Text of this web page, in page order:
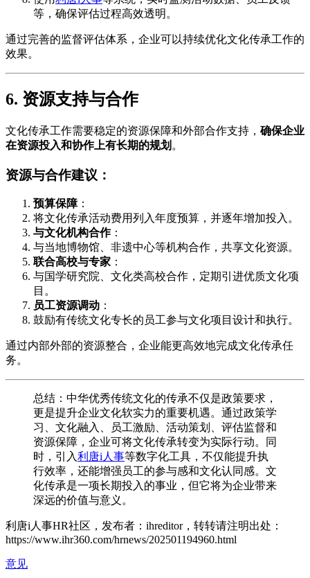
等，确保评估过程高效透明。
通过完善的监督评估体系，企业可以持续优化文化传承工作的
效果。
6. 资源支持与合作
文化传承工作需要稳定的资源保障和外部合作支持， 确保企业
在资源投入和协作上有长期的规划 。
资源与合作建议：
预算保障：
将文化传承活动费用列入年度预算，并逐年增加投入。
与文化机构合作：
与当地博物馆、非遗中心等机构合作，共享文化资源。
联合高校与专家 ：
与国学研究院、文化类高校合作，定期引进优质文化项
目。
员工资源调动 ：
鼓励有传统文化专长的员工参与文化项目设计和执行。
通过内部外部的资源整合，企业能更高效地完成文化传承任
务。
总结：中华优秀传统文化的传承不仅是政策要求，
更是提升企业文化软实力的重要机遇。通过政策学
习、文化融入、员工激励、活动策划、评估监督和
资源保障，企业可将文化传承转变为实际行动。同
时，引入利唐i人事等数字化工具，不仅能提升执
行效率，还能增强员工的参与感和文化认同感。文
化传承是一项长期投入的事业，但它将为企业带来
深远的价值与意义。
利唐i人事HR社区，发布者：ihreditor，转转请注明出处：
https://www.ihr360.com/hrnews/202501194960.html
意见